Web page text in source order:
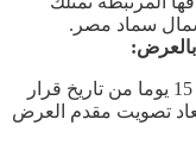
بالعرض:
- إصدار بيان يوضح رأي مجلس الإدارة خلال 15 يوما من تاريخ قرار
تصويت مقدم العرض